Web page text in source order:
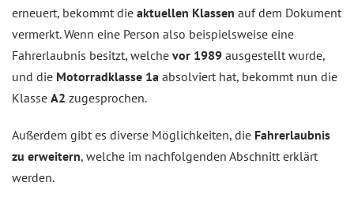
erneuert, bekommt die aktuellen Klassen auf dem Dokument
vermerkt. Wenn eine Person also beispielsweise eine
Fahrerlaubnis besitzt, welche vor 1989 ausgestellt wurde,
und die Motorradklasse 1a absolviert hat, bekommt nun die
Klasse A2 zugesprochen.
Außerdem gibt es diverse Möglichkeiten, die Fahrerlaubnis
zu erweitern, welche im nachfolgenden Abschnitt erklärt
werden.